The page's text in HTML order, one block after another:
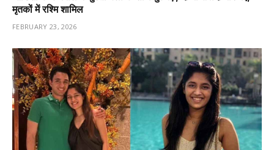
मृतकों में रश्मि शामिल
FEBRUARY 23, 2026